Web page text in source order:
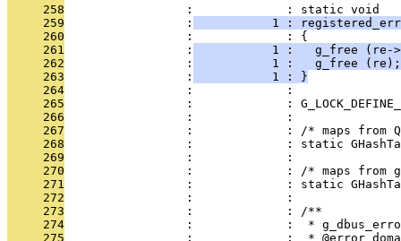
     258
                 :             : static void
     259
                 :
1 :
     260
                 :             : {
     261
                 :
1 :   g_free (re-
     262
                 :
           1 :   g_free (re);
     263
                 :
           1 : }
     264
                 :             :
     265
:             :
     266
                 :             :
     267
:             : /* maps from
     268
:             : static
     269
                 :             :
     270
:             : /* maps from
     271
:             : static
     272
                 :             :
     273
                 :             : /**
     274
:             :  *
     275
:             :  *